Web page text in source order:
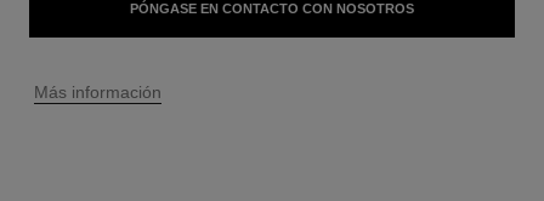
PÓNGASE EN CONTACTO CON NOSOTROS
↩
Más información